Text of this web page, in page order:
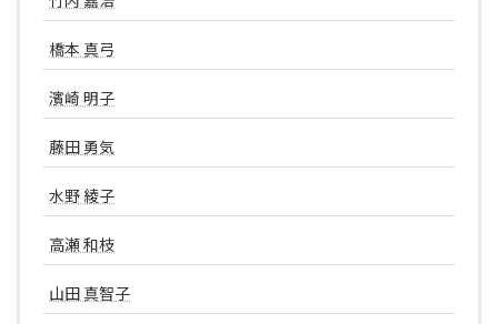
橋本 真弓
濱崎 明子
藤田 勇気
水野 綾子
高瀬 和枝
山田 真智子